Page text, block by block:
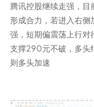
腾讯控股继续走强，
形成合力，若进入右
强，短期偏震荡上行对
支撑290元不破，多头
则多头加速